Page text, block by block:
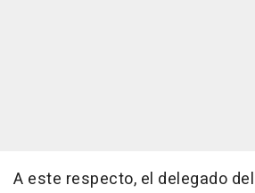
A este respecto, el delegado